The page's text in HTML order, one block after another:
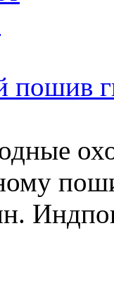
пошив